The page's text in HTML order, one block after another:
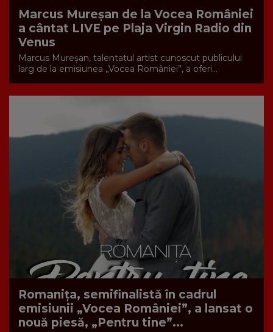
Marcus Mureșan de la Vocea României
a cântat LIVE pe Plaja Virgin Radio din
Venus
Marcus Mureșan, talentatul artist cunoscut publicului
larg de la emisiunea „Vocea României”, a oferi...
Romanița, semifinalistă în cadrul
emisiunii „Vocea României”, a lansat o
nouă piesă, „Pentru tine”...